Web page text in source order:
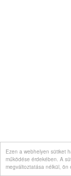
Ezen a webhelyen sütiket
működése érdekében. A
megváltoztatása nélkül,